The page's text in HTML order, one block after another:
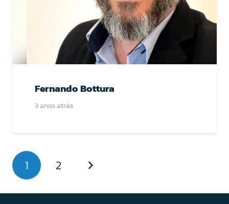
Fernando Bottura
3 anos atrás
1 2